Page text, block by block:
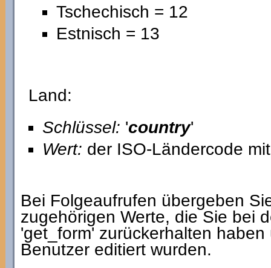
Tschechisch = 12
Estnisch = 13
Land:
Schlüssel: 'country'
Wert: der ISO-Ländercode
Bei Folgeaufrufen übergeben
zugehörigen Werte, die Sie bei
'get_form' zurückerhalten
Benutzer editiert wurden.